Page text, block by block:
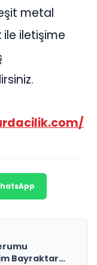
metal
ile iletişime
Bayraktar